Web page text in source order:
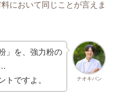
において同じことが言えま
ナオキパン
」を、強力粉の
トですよ。